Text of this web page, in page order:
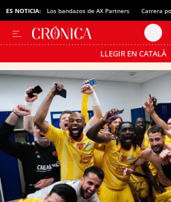
ES NOTICIA: Los bandazos de AX Partners Carrera
LLEGIR EN CATALÀ
Pásate al MODO AHORRO